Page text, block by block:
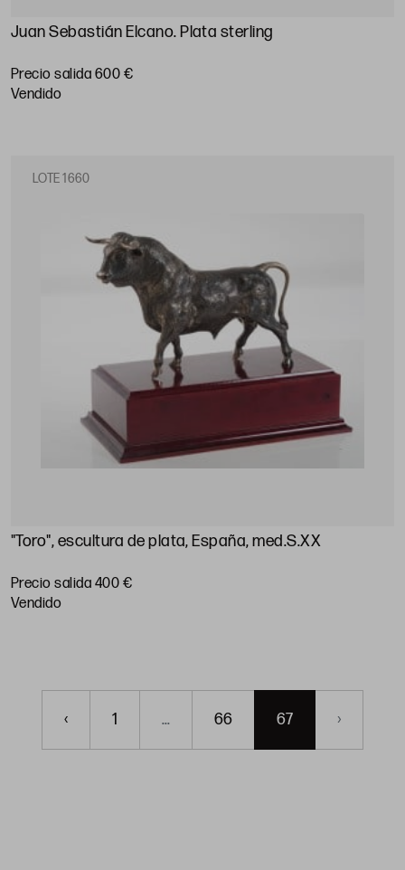
Juan Sebastián Elcano. Plata sterling
Precio salida 600 €
vendido
LOTE 1660
"Toro", escultura de plata, España, med.S.XX
Precio salida 400 €
vendido
‹ 1 ... 66 67 ›